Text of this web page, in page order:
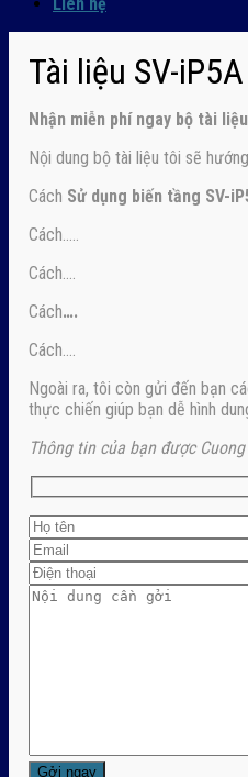
Tài liệu SV-iP5A
Nhận miễn phí ngay bộ tài
Nội dung bộ tài liệu tôi sẽ
Cách Sử dụng biến tầng SV-
Cách…..
Cách….
Cách….
Cách….
Ngoài ra, tôi còn gửi đến bạn
thực chiến giúp bạn dễ hình
Thông tin của bạn được